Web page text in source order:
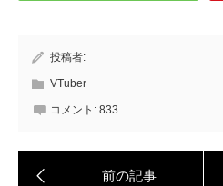
投稿者:
VTuber
コメント: 833